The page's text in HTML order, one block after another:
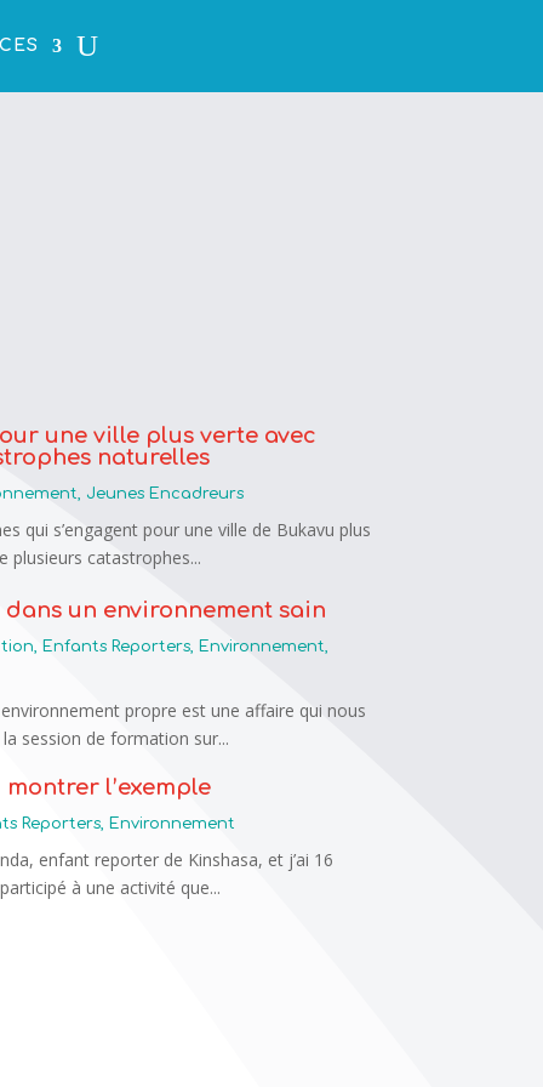
une ville plus verte avec
naturelles
, Jeunes Encadreurs
qui s’engagent pour une ville de Bukavu plus
plusieurs catastrophes...
un environnement sain
Enfants Reporters Environnement
propre est une affaire qui nous
session de formation sur...
l’exemple
Reporters Environnement
enfant reporter de Kinshasa, et j’ai 16
à une activité que...